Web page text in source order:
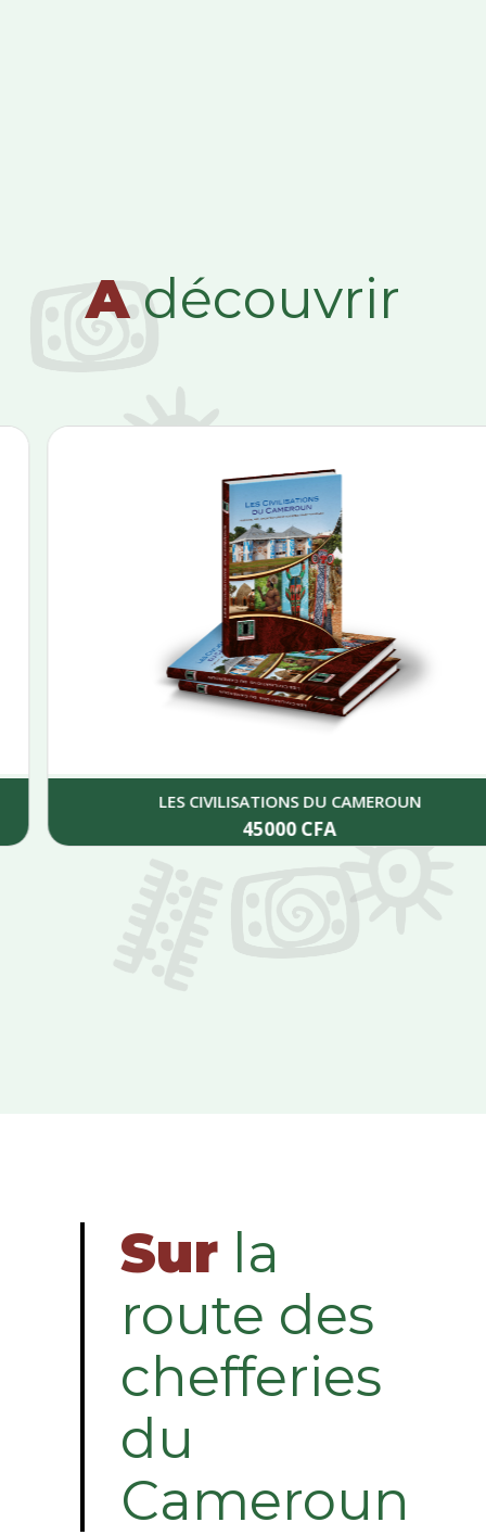
Adécouvrir
LES CIVILISATIONS DU CAMEROUN
45000CFA
Sur la
route des
chefferies
du
Cameroun